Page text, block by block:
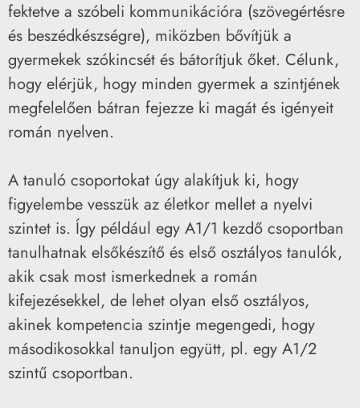
fektetve a szóbeli kommunikációra (szövegértésre
és beszédkészségre), miközben bővítjük a
gyermekek szókincsét és bátorítjuk őket. Célunk,
hogy elérjük, hogy minden gyermek a szintjének
megfelelően bátran fejezze ki magát és igényeit
román nyelven.
A tanuló csoportokat úgy alakítjuk ki, hogy
figyelembe vesszük az életkor mellet a nyelvi
szintet is. Így például egy A1/1 kezdő csoportban
tanulhatnak elsőkészítő és első osztályos tanulók,
akik csak most ismerkednek a román
kifejezésekkel, de lehet olyan első osztályos,
akinek kompetencia szintje megengedi, hogy
másodikosokkal tanuljon együtt, pl. egy A1/2
szintű csoportban.